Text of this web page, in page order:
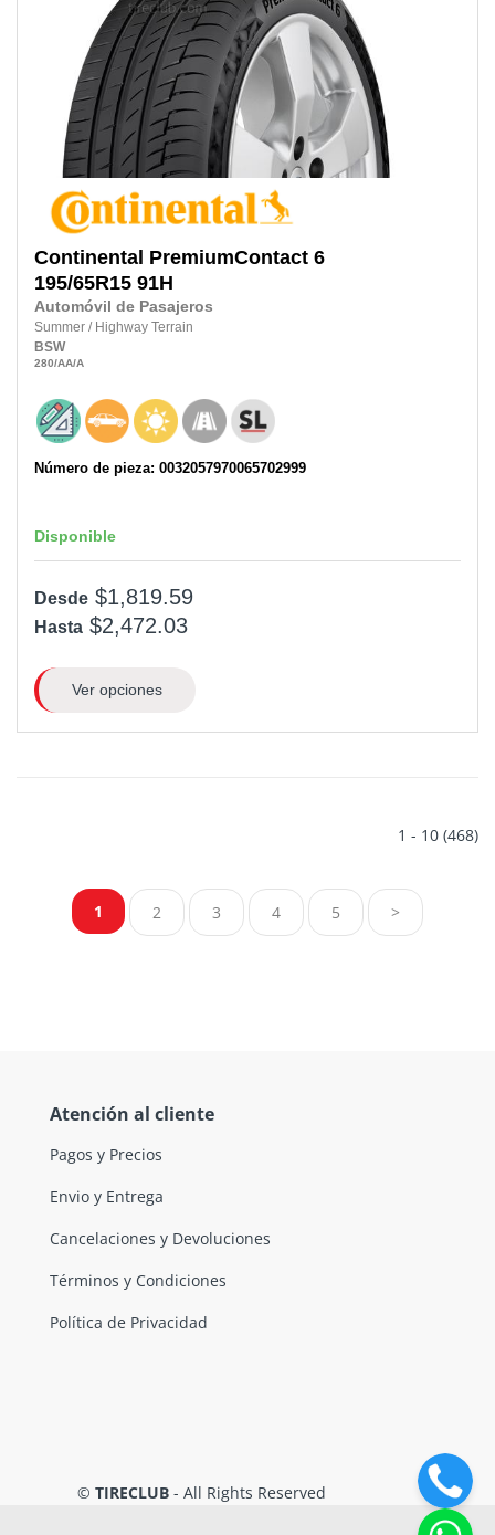
Continental PremiumContact 6
195/65R15 91H
Automóvil de Pasajeros
Summer / Highway Terrain
BSW
280/AA/A
Número de pieza: 0032057970065702999
Disponible
Desde $1,819.59
Hasta $2,472.03
Ver opciones
1 - 10 (468)
1 2 3 4 5 >
Atención al cliente
Pagos y Precios
Envio y Entrega
Cancelaciones y Devoluciones
Términos y Condiciones
Política de Privacidad
© TIRECLUB - All Rights Reserved